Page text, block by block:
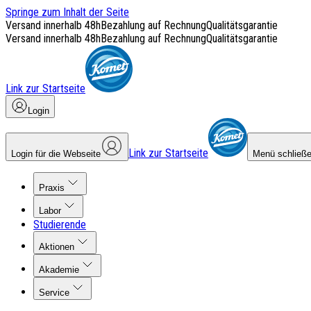
Springe zum Inhalt der Seite
Versand innerhalb 48hBezahlung auf RechnungQualitätsgarantie
Versand innerhalb 48hBezahlung auf RechnungQualitätsgarantie
Link zur Startseite
Login
Login für die Webseite Link zur Startseite Menü
Praxis
Labor
Studierende
Aktionen
Akademie
Service